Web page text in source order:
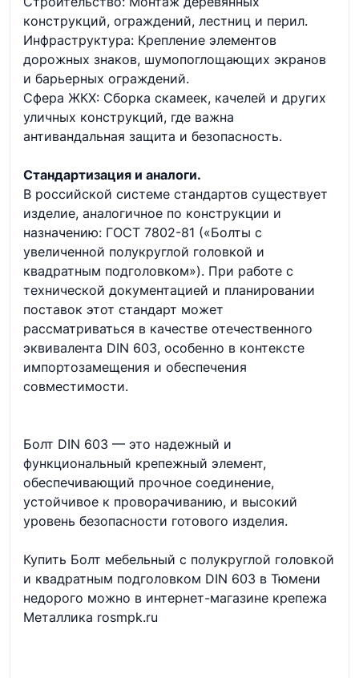
конструкций, ограждений, лестниц и перил.
Инфраструктура: Крепление элементов
дорожных знаков, шумопоглощающих экранов
и барьерных ограждений.
Сфера ЖКХ: Сборка скамеек, качелей и других
уличных конструкций, где важна
антивандальная защита и безопасность.
Стандартизация и аналоги.
В российской системе стандартов существует
изделие, аналогичное по конструкции и
назначению: ГОСТ 7802-81 («Болты с
увеличенной полукруглой головкой и
квадратным подголовком»). При работе с
технической документацией и планировании
поставок этот стандарт может
рассматриваться в качестве отечественного
эквивалента DIN 603, особенно в контексте
импортозамещения и обеспечения
совместимости.
Болт DIN 603 — это надежный и
функциональный крепежный элемент,
обеспечивающий прочное соединение,
устойчивое к проворачиванию, и высокий
уровень безопасности готового изделия.
Купить Болт мебельный с полукруглой головкой
и квадратным подголовком DIN 603 в Тюмени
недорого можно в интернет-магазине крепежа
Металлика rosmpk.ru